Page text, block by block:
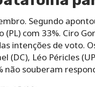
Segundo
com 33%. Ciro
intenções de voto.
(DC), Léo Péricles
não souberam